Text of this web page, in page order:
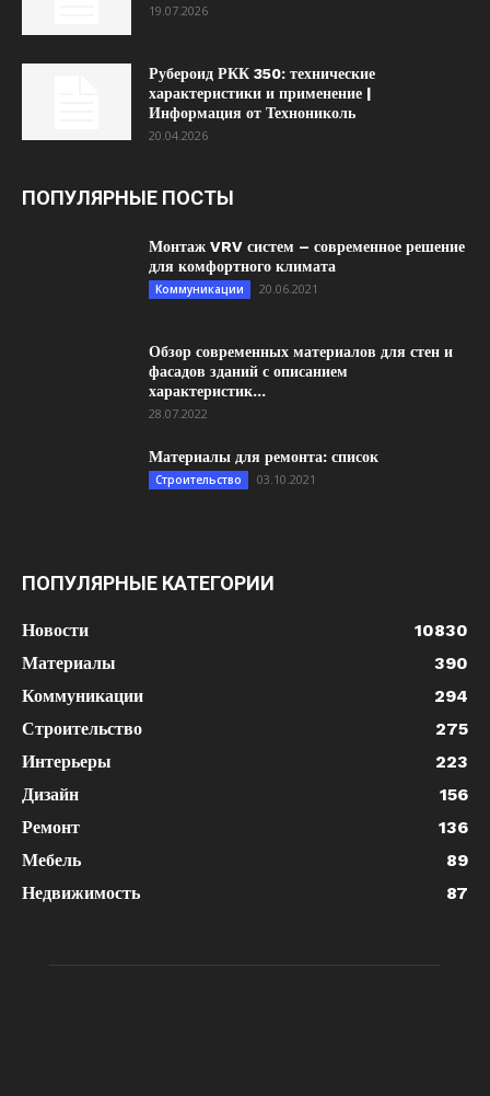
19.07.2026
Рубероид РКК 350: технические
характеристики и применение |
Информация от Технониколь
20.04.2026
ПОПУЛЯРНЫЕ ПОСТЫ
Монтаж VRV систем – современное решение
для комфортного климата
Коммуникации 20.06.2021
Обзор современных материалов для стен и
фасадов зданий с описанием
характеристик...
28.07.2022
Материалы для ремонта: список
Строительство 03.10.2021
ПОПУЛЯРНЫЕ КАТЕГОРИИ
Новости
10830
Материалы
390
Коммуникации
294
Строительство
275
Интерьеры
223
Дизайн
156
Ремонт
136
Мебель
89
Недвижимость
87